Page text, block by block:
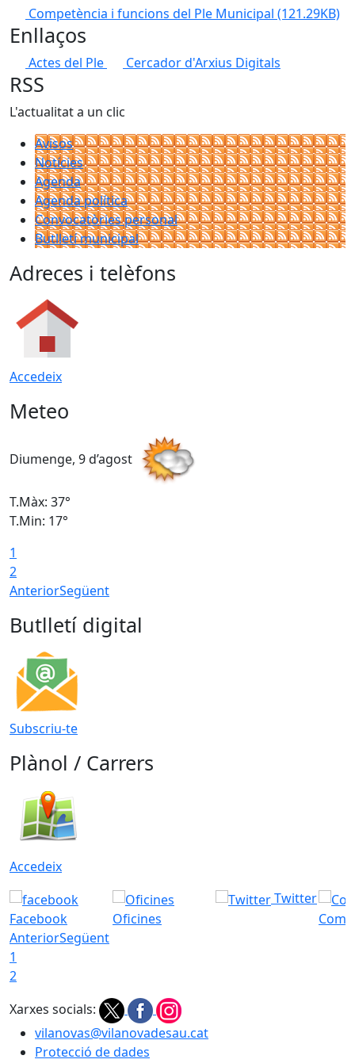
Competència i funcions del Ple Municipal (121.29KB)
Enllaços
Actes del Ple Cercador d'Arxius Digitals
RSS
L'actualitat a un clic
Avisos
Notícies
Agenda
Agenda política
Convocatòries personal
Butlletí municipal
Adreces i telèfons
Accedeix
Meteo
Diumenge, 9 d’agost
T.Màx: 37°
T.Min: 17°
1
2
AnteriorSegüent
Butlletí digital
Subscriu-te
Plànol / Carrers
Accedeix
Facebook Oficines
Twitter
Com
AnteriorSegüent
1
2
Xarxes socials:
vilanovas@vilanovadesau.cat
Protecció de dades